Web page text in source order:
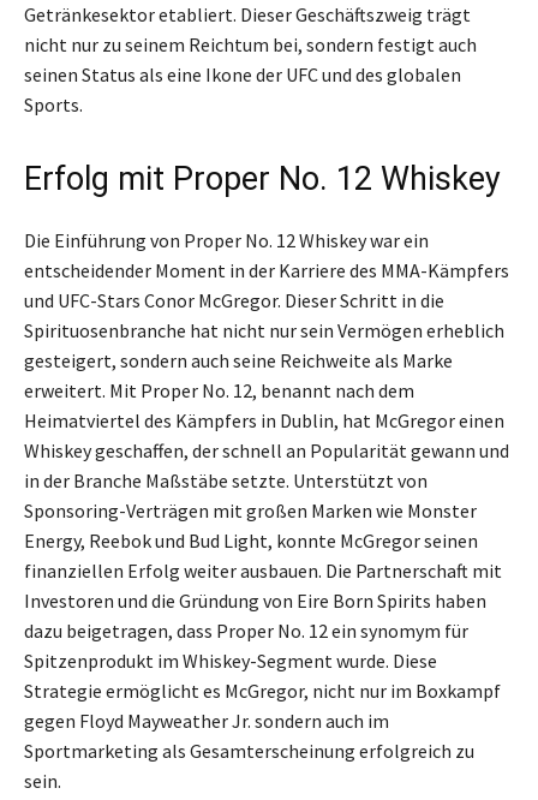
Getränkesektor etabliert. Dieser Geschäftszweig trägt
nicht nur zu seinem Reichtum bei, sondern festigt auch
seinen Status als eine Ikone der UFC und des globalen
Sports.
Erfolg mit Proper No. 12 Whiskey
Die Einführung von Proper No. 12 Whiskey war ein
entscheidender Moment in der Karriere des MMA-Kämpfers
und UFC-Stars Conor McGregor. Dieser Schritt in die
Spirituosenbranche hat nicht nur sein Vermögen erheblich
gesteigert, sondern auch seine Reichweite als Marke
erweitert. Mit Proper No. 12, benannt nach dem
Heimatviertel des Kämpfers in Dublin, hat McGregor einen
Whiskey geschaffen, der schnell an Popularität gewann und
in der Branche Maßstäbe setzte. Unterstützt von
Sponsoring-Verträgen mit großen Marken wie Monster
Energy, Reebok und Bud Light, konnte McGregor seinen
finanziellen Erfolg weiter ausbauen. Die Partnerschaft mit
Investoren und die Gründung von Eire Born Spirits haben
dazu beigetragen, dass Proper No. 12 ein synomym für
Spitzenprodukt im Whiskey-Segment wurde. Diese
Strategie ermöglicht es McGregor, nicht nur im Boxkampf
gegen Floyd Mayweather Jr. sondern auch im
Sportmarketing als Gesamterscheinung erfolgreich zu
sein.